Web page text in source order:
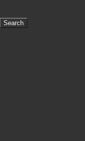
Search